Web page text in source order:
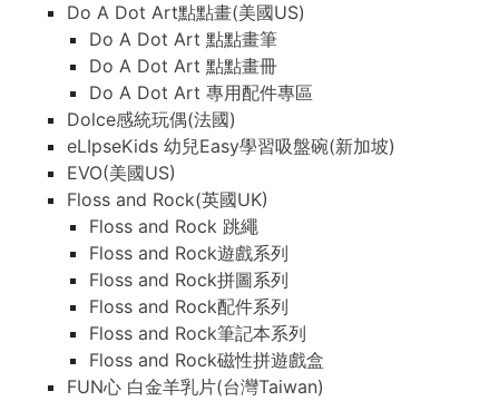
Do A Dot Art點點畫(美國US)
Do A Dot Art 點點畫筆
Do A Dot Art 點點畫冊
Do A Dot Art 專用配件專區
Dolce感統玩偶(法國)
eLIpseKids 幼兒Easy學習吸盤碗(新加坡)
EVO(美國US)
Floss and Rock(英國UK)
Floss and Rock 跳繩
Floss and Rock遊戲系列
Floss and Rock拼圖系列
Floss and Rock配件系列
Floss and Rock筆記本系列
Floss and Rock磁性拼遊戲盒
FUN心 白金羊乳片(台灣Taiwan)